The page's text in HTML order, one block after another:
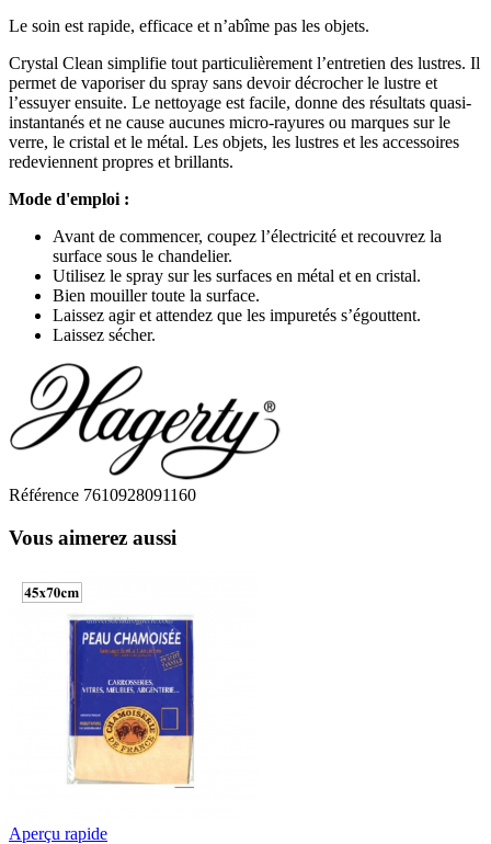
Le soin est rapide, efficace et n’abîme pas les objets.
Crystal Clean simplifie tout particulièrement l’entretien des lustres. Il
permet de vaporiser du spray sans devoir décrocher le lustre et
l’essuyer ensuite. Le nettoyage est facile, donne des résultats quasi-
instantanés et ne cause aucunes micro-rayures ou marques sur le
verre, le cristal et le métal. Les objets, les lustres et les accessoires
redeviennent propres et brillants.
Mode d'emploi :
Avant de commencer, coupez l’électricité et recouvrez la
surface sous le chandelier.
Utilisez le spray sur les surfaces en métal et en cristal.
Bien mouiller toute la surface.
Laissez agir et attendez que les impuretés s’égouttent.
Laissez sécher.
Référence 7610928091160
Vous aimerez aussi
Aperçu rapide